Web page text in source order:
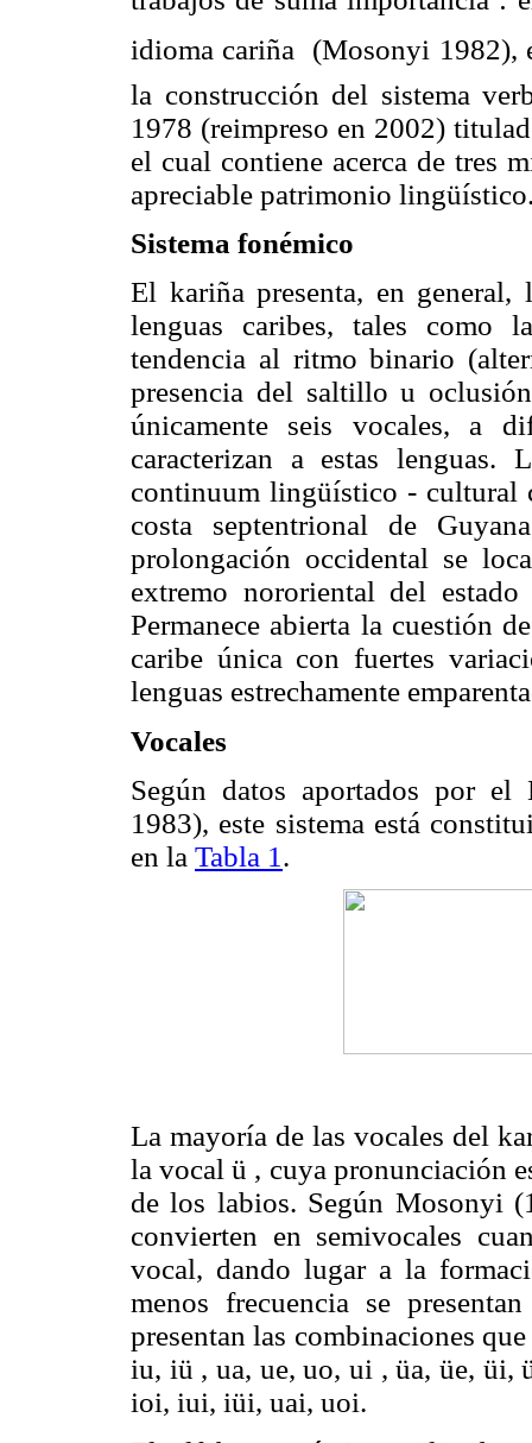
idioma cariña  (Mosonyi
la construcción del sistema
1978 (reimpreso en 2002)
el cual contiene acerca de tres
apreciable patrimonio
Sistema fonémico
El kariña presenta, en
lenguas caribes, tales como
tendencia al ritmo binario
presencia del saltillo u
únicamente seis vocales, a
caracterizan a estas
continuum lingüístico - cultural
costa septentrional de
prolongación occidental se
extremo nororiental del
Permanece abierta la cuestión
caribe única con fuertes
lenguas estrechamente
Vocales
Según datos aportados por
1983), este sistema está
en la Tabla 1 .
La mayoría de las vocales del
la vocal ü , cuya pronunciación
de los labios. Según Mosonyi
convierten en semivocales
vocal, dando lugar a la
menos frecuencia se
presentan las combinaciones
iu, iü , ua, ue, uo, ui , üa, üe, üi,
ioi, iui, iüi, uai, uoi.